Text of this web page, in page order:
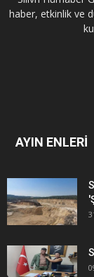
haber, etkinlik ve
AYIN ENLERİ